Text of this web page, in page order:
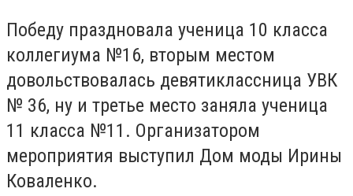
Победу праздновала ученица 10 класса
коллегиума №16, вторым местом
довольствовалась девятиклассница УВК
№ 36, ну и третье место заняла ученица
11 класса №11. Организатором
мероприятия выступил Дом моды Ирины
Коваленко.